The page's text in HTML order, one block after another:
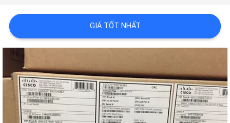
LIÊN
HỆ
VỚI
CHÚNG
TÔI
GIÁ TỐT NHẤT